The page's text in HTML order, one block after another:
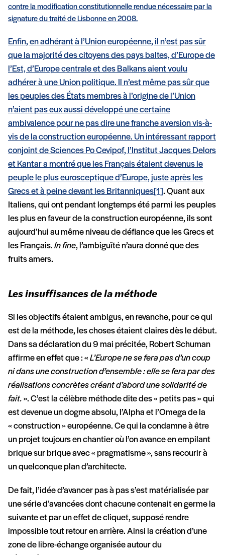
contre la modification constitutionnelle rendue nécessaire par la
signature du traité de Lisbonne en 2008.
Enfin, en adhérant à l’Union européenne, il n’est pas sûr
que la majorité des citoyens des pays baltes, d’Europe de
l’Est, d’Europe centrale et des Balkans aient voulu
adhérer à une Union politique. Il n’est même pas sûr que
les peuples des États membres à l’origine de l’Union
n’aient pas eux aussi développé une certaine
ambivalence pour ne pas dire une franche aversion vis-à-
vis de la construction européenne. Un intéressant rapport
conjoint de Sciences Po Cevipof, l’Institut Jacques Delors
et Kantar a montré que les Français étaient devenus le
peuple le plus eurosceptique d’Europe, juste après les
Grecs et à peine devant les Britanniques[1]. Quant aux
Italiens, qui ont pendant longtemps été parmi les peuples
les plus en faveur de la construction européenne, ils sont
aujourd’hui au même niveau de défiance que les Grecs et
les Français. In fine, l’ambiguïté n’aura donné que des
fruits amers.
Les insuffisances de la méthode
Si les objectifs étaient ambigus, en revanche, pour ce qui
est de la méthode, les choses étaient claires dès le début.
Dans sa déclaration du 9 mai précitée, Robert Schuman
affirme en effet que : « L’Europe ne se fera pas d’un coup
ni dans une construction d’ensemble : elle se fera par des
réalisations concrètes créant d’abord une solidarité de
fait. ». C’est la célèbre méthode dite des « petits pas » qui
est devenue un dogme absolu, l’Alpha et l’Omega de la
« construction » européenne. Ce qui la condamne à être
un projet toujours en chantier où l’on avance en empilant
brique sur brique avec « pragmatisme », sans recourir à
un quelconque plan d’architecte.
De fait, l’idée d’avancer pas à pas s’est matérialisée par
une série d’avancées dont chacune contenait en germe la
suivante et par un effet de cliquet, supposé rendre
impossible tout retour en arrière. Ainsi la création d’une
zone de libre-échange organisée autour du